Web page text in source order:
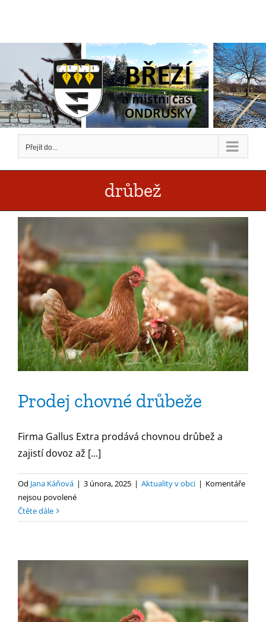
obsah
Přejít do...
drůbež
Prodej chovné drůbeže
Firma Gallus Extra prodává chovnou drůbež a
zajistí dovoz až [...]
Od Jana Káňová | 3 února, 2025 | Aktuality v obci | Komentáře
nejsou povolenéu
s
Čtěte dále